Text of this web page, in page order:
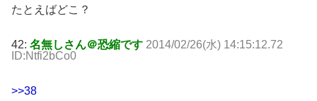
たとえばどこ？
42: 名無しさん＠恐縮です 2014/02/26(水) 14:15:12.72
ID:Ntfi2bCo0
>>38